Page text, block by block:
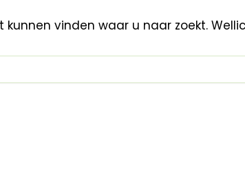
kunnen vinden waar u naar zoekt.